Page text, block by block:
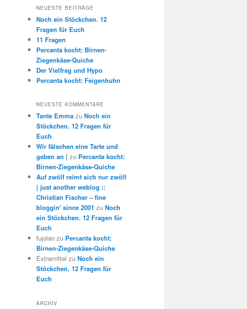
NEUESTE BEITRÄGE
Noch ein Stöckchen. 12
Fragen für Euch
11 Fragen
Percanta kocht: Birnen-
Ziegenkäse-Quiche
Der Vielfrag und Hypo
Percanta kocht: Feigenhuhn
NEUESTE KOMMENTARE
Tante Emma zu Noch ein
Stöckchen. 12 Fragen für
Euch
Wir fälschen eine Tarte und
geben an | zu Percanta kocht:
Birnen-Ziegenkäse-Quiche
Auf zwölf reimt sich nur zwölf
| just another weblog ::
Christian Fischer – fine
bloggin' since 2001 zu Noch
ein Stöckchen. 12 Fragen für
Euch
fujolan zu Percanta kocht:
Birnen-Ziegenkäse-Quiche
Extramittel zu Noch ein
Stöckchen. 12 Fragen für
Euch
ARCHIV